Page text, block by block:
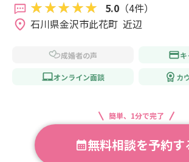
5.0（4件）
石川県金沢市此花町  近辺
成婚者の声
オンライン面談 カ
簡単、1分で完了
無料相談を予約す